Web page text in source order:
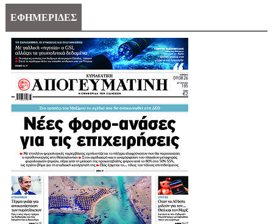
ΕΦΗΜΕΡΙΔΕΣ